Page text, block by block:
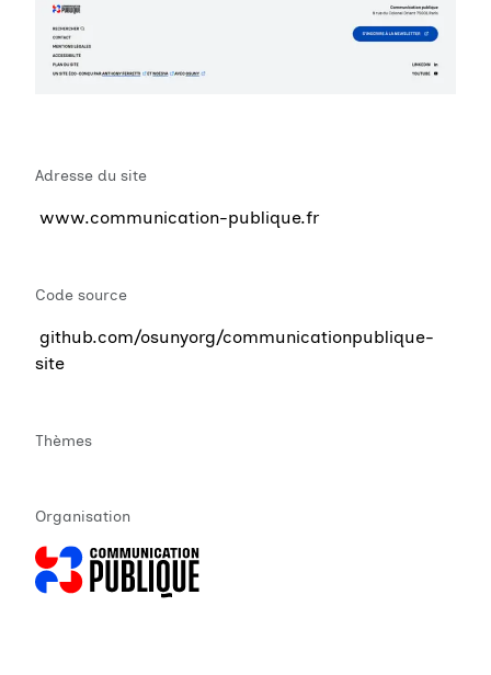
Adresse du site
www.communication-publique.fr
Code source
github.com/osunyorg/communicationpublique-
site
Thèmes
Organisation